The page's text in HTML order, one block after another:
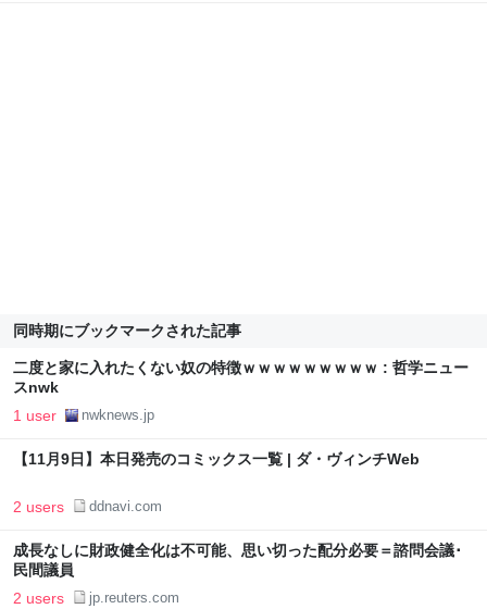
同時期にブックマークされた記事
二度と家に入れたくない奴の特徴ｗｗｗｗｗｗｗｗｗ : 哲学ニュー
スnwk
1 user nwknews.jp
【11月9日】本日発売のコミックス一覧 | ダ・ヴィンチWeb
2 users ddnavi.com
成長なしに財政健全化は不可能、思い切った配分必要＝諮問会議･
民間議員
2 users jp.reuters.com